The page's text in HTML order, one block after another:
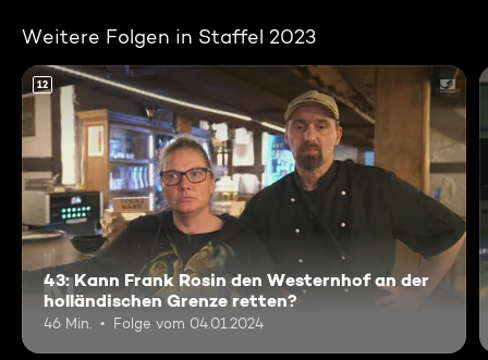
Weitere Folgen in Staffel 2023
12
43: Kann Frank Rosin den Westernhof an der
holländischen Grenze retten?
46 Min. Folge vom 04.01.2024